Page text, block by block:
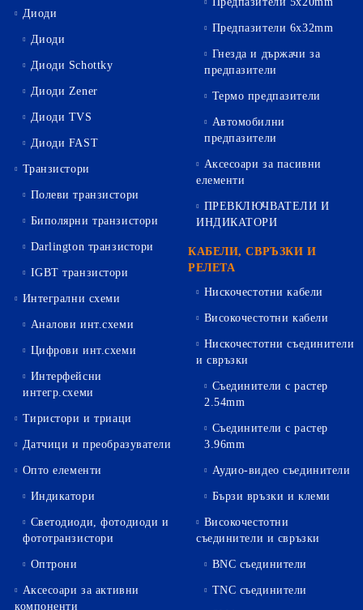
Диоди
Диоди
Диоди Schottky
Диоди Zener
Диоди TVS
Диоди FAST
Транзистори
Полеви транзистори
Биполярни транзистори
Darlington транзистори
IGBT транзистори
Интегрални схеми
Аналови инт.схеми
Цифрови инт.схеми
Интерфейсни
интегр.схеми
Тиристори и триаци
Датчици и преобразуватели
Опто елементи
Индикатори
Светодиоди, фотодиоди и
фототранзистори
Оптрони
Аксесоари за активни
компоненти
Предпазители 6х32mm
Гнезда и държачи за
предпазители
Термо предпазители
Автомобилни
предпазители
Аксесоари за пасивни
елементи
ПРЕВКЛЮЧВАТЕЛИ И
ИНДИКАТОРИ
КАБЕЛИ, СВРЪЗКИ И
РЕЛЕТА
Нискочестотни кабели
Високочестотни кабели
Нискочестотни съединители
и свръзки
Съединители с растер
2.54mm
Съединители с растер
3.96mm
Аудио-видео съединители
Бързи връзки и клеми
Високочестотни
съединители и свръзки
BNC съединители
TNC съединители